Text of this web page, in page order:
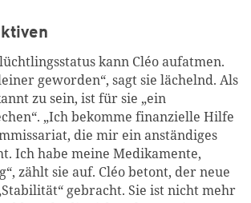
kann Cléo aufatmen.
geworden“, sagt sie lächelnd. Als
zu sein, ist für sie „ein
„Ich bekomme finanzielle Hilfe
die mir ein anständiges
Ich habe meine Medikamente,
zählt sie auf. Cléo betont, der neue
gebracht. Sie ist nicht mehr